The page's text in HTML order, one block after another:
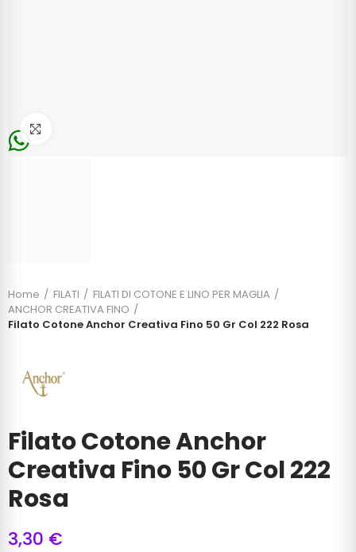
Home FILATI
FILATI DI COTONE E LINO PER MAGLIA
ANCHOR CREATIVA FINO
Filato Cotone Anchor Creativa Fino 50 Gr Col 222 Rosa
Filato Cotone Anchor
Creativa Fino 50 Gr Col 222
Rosa
3,30 €